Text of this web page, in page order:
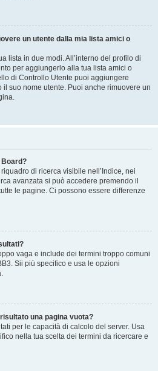
un utente dalla mia lista amici o
lista in due modi. All’interno del profilo di
per aggiungerlo alla tua lista amici o
di Controllo Utente puoi aggiungere
suo nome utente. Puoi anche rimuovere un
di ricerca visibile nell’Indice, nei
avanzata si può accedere premendo il
le pagine. Ci possono essere differenze
vaga e include dei termini troppo comuni
Sii più specifico e usa le opzioni
una pagina vuota?
per le capacità di calcolo del server. Usa
nella tua scelta dei termini da ricercare e